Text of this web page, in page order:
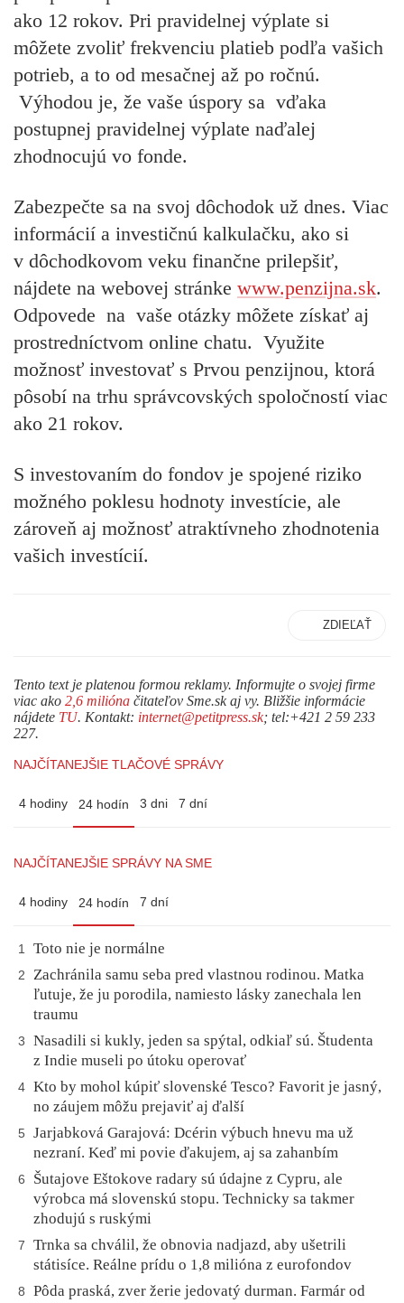
ako 12 rokov. Pri pravidelnej výplate si
môžete zvoliť frekvenciu platieb podľa vašich
potrieb, a to od mesačnej až po ročnú.
Výhodou je, že vaše úspory sa vďaka
postupnej pravidelnej výplate naďalej
zhodnocujú vo fonde.
Zabezpečte sa na svoj dôchodok už dnes. Viac
informácií a investičnú kalkulačku, ako si
v dôchodkovom veku finančne prilepšiť,
nájdete na webovej stránke www.penzijna.sk.
Odpovede na vaše otázky môžete získať aj
prostredníctvom online chatu. Využite
možnosť investovať s Prvou penzijnou, ktorá
pôsobí na trhu správcovských spoločností viac
ako 21 rokov.
S investovaním do fondov je spojené riziko
možného poklesu hodnoty investície, ale
zároveň aj možnosť atraktívneho zhodnotenia
vašich investícií.
ZDIEĽAŤ
Tento text je platenou formou reklamy. Informujte o svojej firme
viac ako 2,6 milióna čitateľov Sme.sk aj vy. Bližšie informácie
nájdete TU. Kontakt: internet@petitpress.sk; tel:+421 2 59 233
227.
NAJČÍTANEJŠIE TLAČOVÉ SPRÁVY
4 hodiny 24 hodín 3 dni 7 dní
NAJČÍTANEJŠIE SPRÁVY NA SME
4 hodiny 24 hodín 7 dní
1 Toto nie je normálne
2
Zachránila samu seba pred vlastnou rodinou. Matka
ľutuje, že ju porodila, namiesto lásky zanechala len
traumu
3
Nasadili si kukly, jeden sa spýtal, odkiaľ sú. Študenta
z Indie museli po útoku operovať
4 Kto by mohol kúpiť slovenské Tesco? Favorit je jasný,
no záujem môžu prejaviť aj ďalší
5
Jarjabková Garajová: Dcérin výbuch hnevu ma už
nezraní. Keď mi povie ďakujem, aj sa zahanbím
6
Šutajove Eštokove radary sú údajne z Cypru, ale
výrobca má slovenskú stopu. Technicky sa takmer
zhodujú s ruskými
7
Trnka sa chválil, že obnovia nadjazd, aby ušetrili
státisíce. Reálne prídu o 1,8 milióna z eurofondov
8
Pôda praská, zver žerie jedovatý durman. Farmár od